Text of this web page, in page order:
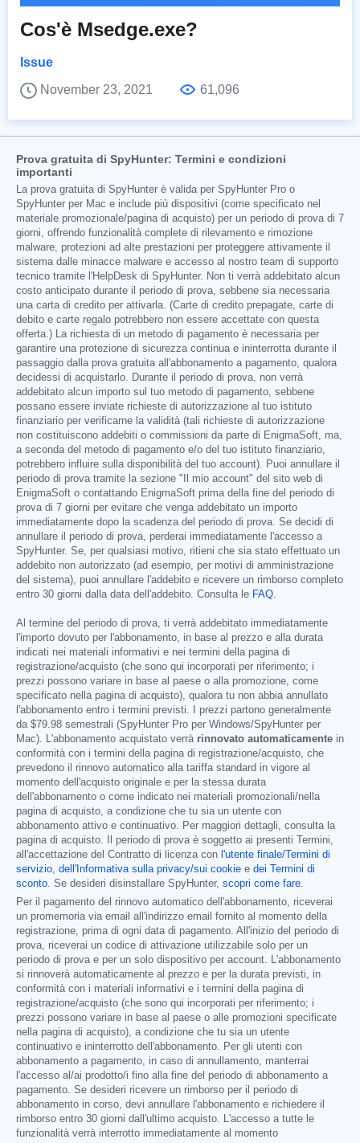
Cos'è Msedge.exe?
Issue
November 23, 2021
61,096
Prova gratuita di SpyHunter: Termini e condizioni
importanti
La prova gratuita di SpyHunter è valida per SpyHunter Pro o
SpyHunter per Mac e include più dispositivi (come specificato nel
materiale promozionale/pagina di acquisto) per un periodo di prova di 7
giorni, offrendo funzionalità complete di rilevamento e rimozione
malware, protezioni ad alte prestazioni per proteggere attivamente il
sistema dalle minacce malware e accesso al nostro team di supporto
tecnico tramite l'HelpDesk di SpyHunter. Non ti verrà addebitato alcun
costo anticipato durante il periodo di prova, sebbene sia necessaria
una carta di credito per attivarla. (Carte di credito prepagate, carte di
debito e carte regalo potrebbero non essere accettate con questa
offerta.) La richiesta di un metodo di pagamento è necessaria per
garantire una protezione di sicurezza continua e ininterrotta durante il
passaggio dalla prova gratuita all'abbonamento a pagamento, qualora
decidessi di acquistarlo. Durante il periodo di prova, non verrà
addebitato alcun importo sul tuo metodo di pagamento, sebbene
possano essere inviate richieste di autorizzazione al tuo istituto
finanziario per verificarne la validità (tali richieste di autorizzazione
non costituiscono addebiti o commissioni da parte di EnigmaSoft, ma,
a seconda del metodo di pagamento e/o del tuo istituto finanziario,
potrebbero influire sulla disponibilità del tuo account). Puoi annullare il
periodo di prova tramite la sezione "Il mio account" del sito web di
EnigmaSoft o contattando EnigmaSoft prima della fine del periodo di
prova di 7 giorni per evitare che venga addebitato un importo
immediatamente dopo la scadenza del periodo di prova. Se decidi di
annullare il periodo di prova, perderai immediatamente l'accesso a
SpyHunter. Se, per qualsiasi motivo, ritieni che sia stato effettuato un
addebito non autorizzato (ad esempio, per motivi di amministrazione
del sistema), puoi annullare l'addebito e ricevere un rimborso completo
entro 30 giorni dalla data dell'addebito. Consulta le FAQ
Al termine del periodo di prova, ti verrà addebitato immediatamente
l'importo dovuto per l'abbonamento, in base al prezzo e alla durata
indicati nei materiali informativi e nei termini della pagina di
registrazione/acquisto (che sono qui incorporati per riferimento; i
prezzi possono variare in base al paese o alla promozione, come
specificato nella pagina di acquisto), qualora tu non abbia annullato
l'abbonamento entro i termini previsti. I prezzi partono generalmente
da $79.98 semestrali (SpyHunter Pro per Windows/SpyHunter per
Mac). L'abbonamento acquistato verrà rinnovato automaticamente in
conformità con i termini della pagina di registrazione/acquisto, che
prevedono il rinnovo automatico alla tariffa standard in vigore al
momento dell'acquisto originale e per la stessa durata
dell'abbonamento o come indicato nei materiali promozionali/nella
pagina di acquisto, a condizione che tu sia un utente con
abbonamento attivo e continuativo. Per maggiori dettagli, consulta la
pagina di acquisto. Il periodo di prova è soggetto ai presenti Termini,
all'accettazione del Contratto di licenza con l'utente finale/Termini di
servizio dell'Informativa sulla privacy/sui cookie e dei Termini di
sconto . Se desideri disinstallare SpyHunter, scopri come fare
Per il pagamento del rinnovo automatico dell'abbonamento, riceverai
un promemoria via email all'indirizzo email fornito al momento della
registrazione, prima di ogni data di pagamento. All'inizio del periodo di
prova, riceverai un codice di attivazione utilizzabile solo per un
periodo di prova e per un solo dispositivo per account. L'abbonamento
si rinnoverà automaticamente al prezzo e per la durata previsti, in
conformità con i materiali informativi e i termini della pagina di
registrazione/acquisto (che sono qui incorporati per riferimento; i
prezzi possono variare in base al paese o alle promozioni specificate
nella pagina di acquisto), a condizione che tu sia un utente
continuativo e ininterrotto dell'abbonamento. Per gli utenti con
abbonamento a pagamento, in caso di annullamento, manterrai
l'accesso al/ai prodotto/i fino alla fine del periodo di abbonamento a
pagamento. Se desideri ricevere un rimborso per il periodo di
abbonamento in corso, devi annullare l'abbonamento e richiedere il
rimborso entro 30 giorni dall'ultimo acquisto. L'accesso a tutte le
funzionalità verrà interrotto immediatamente al momento